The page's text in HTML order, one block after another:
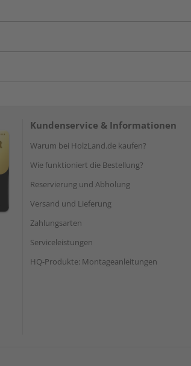
Kundenservice & Informationen
Warum bei HolzLand.de kaufen?
Wie funktioniert die Bestellung?
Reservierung und Abholung
Versand und Lieferung
Zahlungsarten
Serviceleistungen
HQ-Produkte: Montageanleitungen